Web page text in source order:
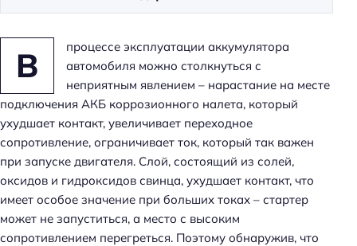
В
процессе эксплуатации аккумулятора
автомобиля можно столкнуться с
неприятным явлением – нарастание на месте
подключения АКБ коррозионного налета, который
ухудшает контакт, увеличивает переходное
сопротивление, ограничивает ток, который так важен
при запуске двигателя. Слой, состоящий из солей,
оксидов и гидроксидов свинца, ухудшает контакт, что
имеет особое значение при больших токах – стартер
может не запуститься, а место с высоким
сопротивлением перегреться. Поэтому обнаружив, что